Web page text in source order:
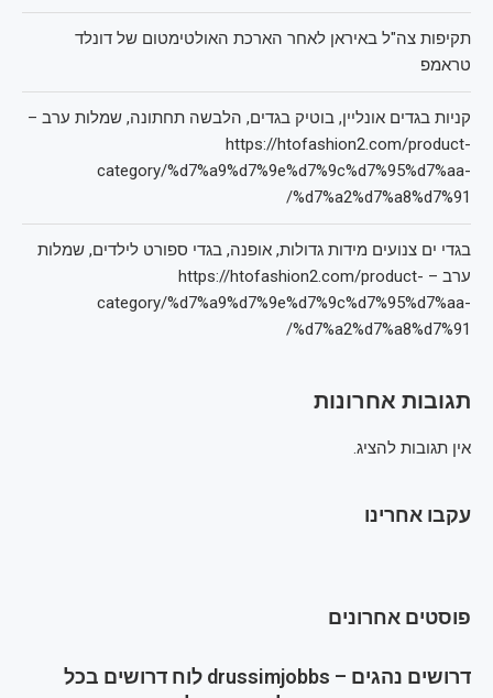
תקיפות צה"ל באיראן לאחר הארכת האולטימטום של דונלד
טראמפ
קניות בגדים אונליין, בוטיק בגדים, הלבשה תחתונה, שמלות ערב –
https://htofashion2.com/product-
category/%d7%a9%d7%9e%d7%9c%d7%95%d7%aa-
%d7%a2%d7%a8%d7%91/
בגדי ים צנועים מידות גדולות, אופנה, בגדי ספורט לילדים, שמלות
ערב – https://htofashion2.com/product-
category/%d7%a9%d7%9e%d7%9c%d7%95%d7%aa-
%d7%a2%d7%a8%d7%91/
תגובות אחרונות
אין תגובות להציג.
עקבו אחרינו
פוסטים אחרונים
דרושים נהגים – drussimjobbs לוח דרושים בכל